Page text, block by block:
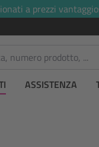
a prezzi
ASSISTENZA